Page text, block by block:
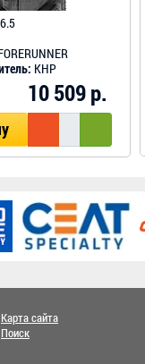
КНР
10 509 р.
Карта сайта
Поиск